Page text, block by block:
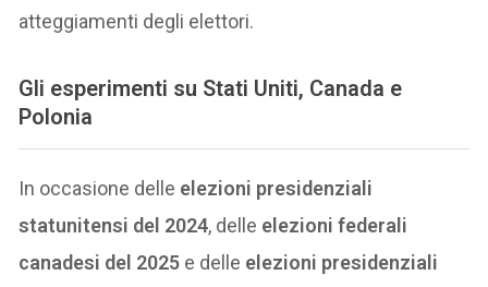
atteggiamenti degli elettori.
Gli esperimenti su Stati Uniti, Canada e
Polonia
In occasione delle elezioni presidenziali
statunitensi del 2024, delle elezioni federali
canadesi del 2025 e delle elezioni presidenziali